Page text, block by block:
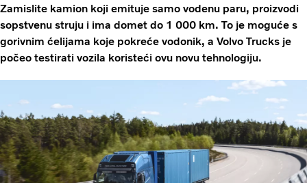
Kontaktirajte nas
Zamislite kamion koji emituje samo vodenu paru, proizvodi
sopstvenu struju i ima domet do 1 000 km. To je moguće s
gorivnim ćelijama koje pokreće vodonik, a Volvo Trucks je
počeo testirati vozila koristeći ovu novu tehnologiju.